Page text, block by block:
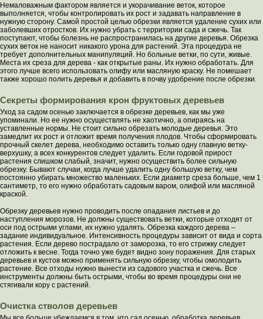
Немаловажным фактором является и укорачивание веток, которое
выполняется, чтобы контролировать их рост и задавать направление в
нужную сторону. Самой простой целью обрезки является удаление сухих или
заболевших отростков. Их нужно убрать с территории сада и сжечь. Так
поступают, чтобы болезнь не распространилась на другие деревья. Обрезка
сухих веток не наносит никакого урона для растений. Эта процедура не
требует дополнительных манипуляций. Но больные ветки, по сути, живые.
Места их среза для дерева - как открытые раны. Их нужно обработать. Для
этого лучше всего использовать олифу или масляную краску. Не помешает
также хорошо полить деревья и добавить в почву удобрение после обрезки.
Секреты формирования крон фруктовых деревьев
Уход за садом осенью заключается в обрезке деревьев, как мы уже
упоминали. Но ее нужно осуществлять не хаотично, а опираясь на
уставленные нормы. Не стоит сильно обрезать молодые деревья. Это
замедлит их рост и отложит время получения плодов. Чтобы сформировать
прочный скелет дерева, необходимо оставить только одну главную ветку-
верхушку, а всех конкурентов следует удалить. Если годовой прирост
растения слишком слабый, значит, нужно осуществить более сильную
обрезку. Бывают случаи, когда лучше удалить одну большую ветку, чем
постоянно убирать множество маленьких. Если диаметр среза больше, чем 1
сантиметр, то его нужно обработать садовым варом, олифой или масляной
краской.
Обрезку деревьев нужно проводить после опадания листьев и до
наступления морозов. Не должны существовать ветки, которые отходят от
оси под острыми углами, их нужно удалять. Обрезка каждого дерева –
задание индивидуальное. Интенсивность процедуры зависит от вида и сорта
растения. Если дерево пострадало от заморозка, то его стрижку следует
отложить к весне. Тогда точно уже будет видно зону поражения. Для старых
деревьев и кустов можно применять сильную обрезку, чтобы омолодить
растение. Все отходы нужно вынести из садового участка и сжечь. Все
инструменты должны быть острыми, чтобы во время процедуры они не
стягивали кору с растений.
Очистка стволов деревьев